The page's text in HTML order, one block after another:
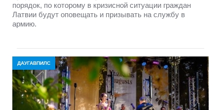
порядок, по которому в кризисной ситуации граждан
Латвии будут оповещать и призывать на службу в
армию.
ДАУГАВПИЛС